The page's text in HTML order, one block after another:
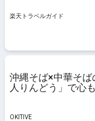
楽天トラベルガイド
沖縄そば×中華そ
人りんどう」で心
OKITIVE